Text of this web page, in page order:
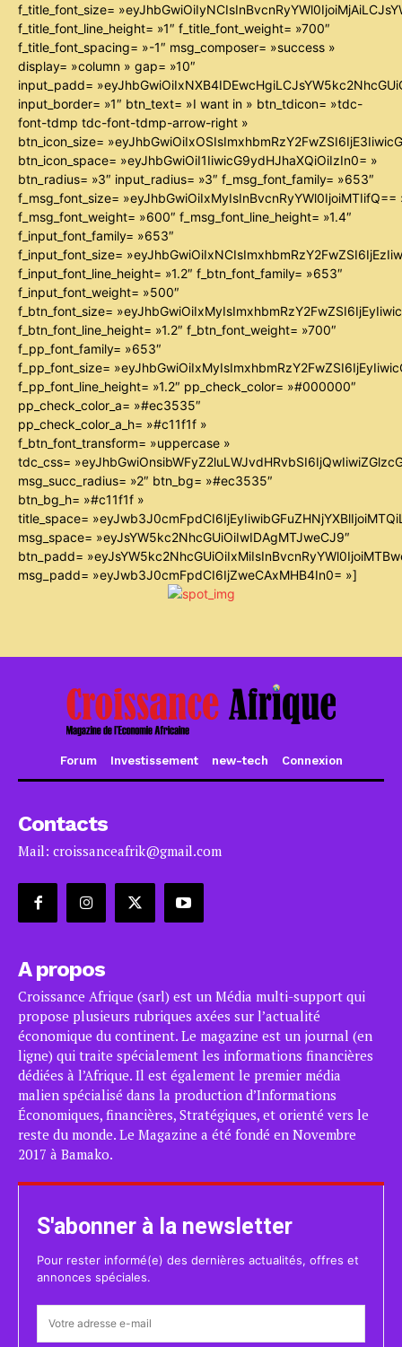
f_title_font_size=
f_title_font_line_height= »1″ f_title_font_weight= »700″
f_title_font_spacing= »-1″ msg_composer= »success »
display= »column » gap= »10″
input_padd=
input_border= »1″ btn_text= »I want in » btn_tdicon= »tdc-
font-tdmp tdc-font-tdmp-arrow-right »
btn_icon_size=
btn_icon_space= »eyJhbGwiOiI1IiwicG9ydHJhaXQiOiIzIn0= »
btn_radius= »3″ input_radius= »3″ f_msg_font_family= »653″
f_msg_font_size= »eyJhbGwiOiIxMyIsInBvcnRyYWl0IjoiMTIifQ==
f_msg_font_weight= »600″ f_msg_font_line_height= »1.4″
f_input_font_family= »653″
f_input_font_size=
f_input_font_line_height= »1.2″ f_btn_font_family= »653″
f_input_font_weight= »500″
f_btn_font_size=
f_btn_font_line_height= »1.2″ f_btn_font_weight= »700″
f_pp_font_family= »653″
f_pp_font_size=
f_pp_font_line_height= »1.2″ pp_check_color= »#000000″
pp_check_color_a= »#ec3535″
pp_check_color_a_h= »#c11f1f »
f_btn_font_transform= »uppercase »
tdc_css=
msg_succ_radius= »2″ btn_bg= »#ec3535″
btn_bg_h= »#c11f1f »
title_space=
msg_space= »eyJsYW5kc2NhcGUiOiIwIDAgMTJweCJ9″
btn_padd=
msg_padd= »eyJwb3J0cmFpdCI6IjZweCAxMHB4In0= »]
Forum Investissement new-tech Connexion
Contacts
Mail: croissanceafrik@gmail.com
A propos
Croissance Afrique (sarl) est un Média multi-support qui
propose plusieurs rubriques axées sur l’actualité
économique du continent. Le magazine est un journal (en
ligne) qui traite spécialement les informations financières
dédiées à l’Afrique. Il est également le premier média
malien spécialisé dans la production d’Informations
Économiques, financières, Stratégiques, et orienté vers le
reste du monde. Le Magazine a été fondé en Novembre
2017 à Bamako.
S'abonner à la newsletter
Pour rester informé(e) des dernières actualités, offres et
annonces spéciales.